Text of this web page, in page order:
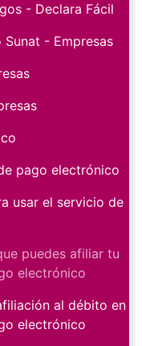
- Declara Fácil
Sunat - Empresas
pago electrónico
usar el servicio de
puedes afiliar tu
electrónico
al débito en
electrónico